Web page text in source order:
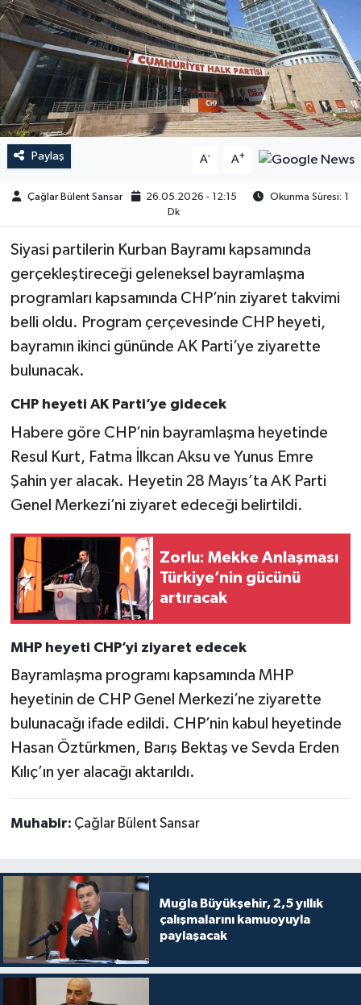
Paylaş A- A+
Çağlar Bülent Sansar 26.05.2026 - 12:15
Okunma Süresi: 1
Dk
Siyasi partilerin Kurban Bayramı kapsamında
gerçekleştireceği geleneksel bayramlaşma
programları kapsamında CHP’nin ziyaret takvimi
belli oldu. Program çerçevesinde CHP heyeti,
bayramın ikinci gününde AK Parti’ye ziyarette
bulunacak.
CHP heyeti AK Parti’ye gidecek
Habere göre CHP’nin bayramlaşma heyetinde
Resul Kurt, Fatma İlkcan Aksu ve Yunus Emre
Şahin yer alacak. Heyetin 28 Mayıs’ta AK Parti
Genel Merkezi’ni ziyaret edeceği belirtildi.
Zorlu: Mekke Anlaşması
Türkiye’nin gücünü
artıracak
MHP heyeti CHP’yi ziyaret edecek
Bayramlaşma programı kapsamında MHP
heyetinin de CHP Genel Merkezi’ne ziyarette
bulunacağı ifade edildi. CHP’nin kabul heyetinde
Hasan Öztürkmen, Barış Bektaş ve Sevda Erden
Kılıç’ın yer alacağı aktarıldı.
Muhabir: Çağlar Bülent Sansar
Muğla Büyükşehir, 2,5 yıllık
çalışmalarını kamuoyuyla
paylaşacak